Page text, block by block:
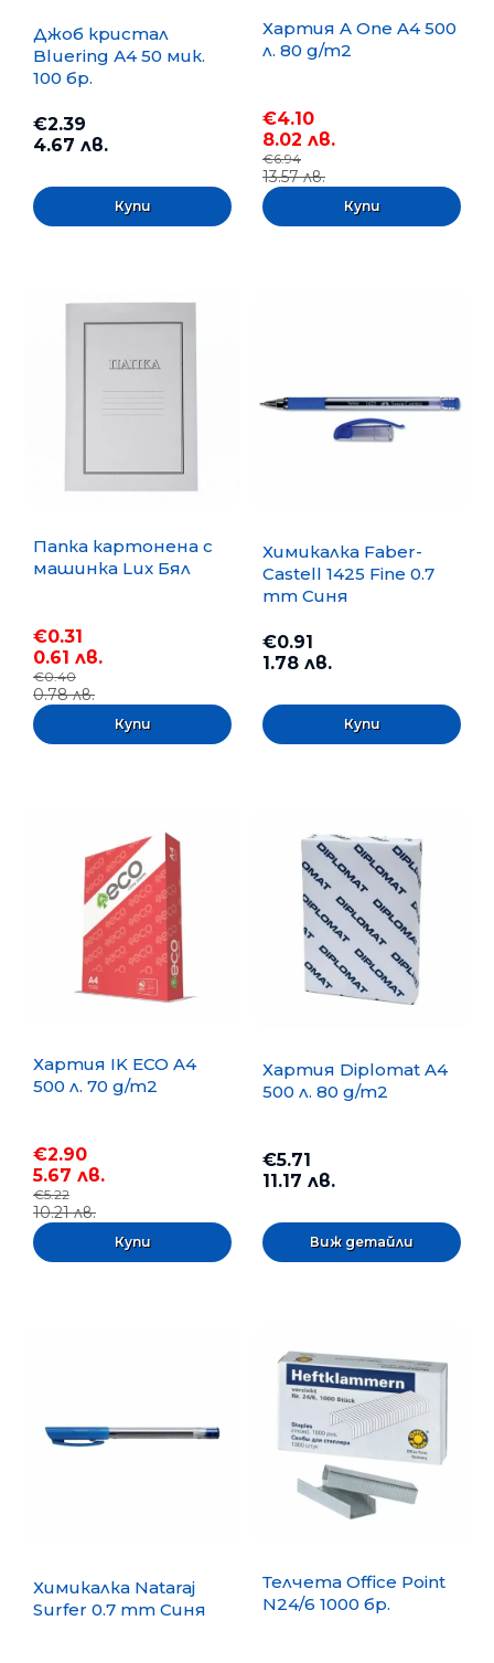
Джоб кристал
Bluering А4 50 мик.
100 бр.
€2.39
4.67 лв.
Хартия A One A4 500
л. 80 g/m2
€4.10
8.02 лв.
€6.94
13.57 лв.
Папка картонена с
машинка Lux Бял
€0.31
0.61 лв.
€0.40
0.78 лв.
Химикалка Faber-
Castell 1425 Fine 0.7
mm Синя
€0.91
1.78 лв.
Хартия IK ECO A4
500 л. 70 g/m2
€2.90
5.67 лв.
€5.22
10.21 лв.
Хартия Diplomat A4
500 л. 80 g/m2
€5.71
11.17 лв.
Виж детайли
Химикалка Nataraj
Surfer 0.7 mm Синя
Телчета Office Point
N24/6 1000 бр.